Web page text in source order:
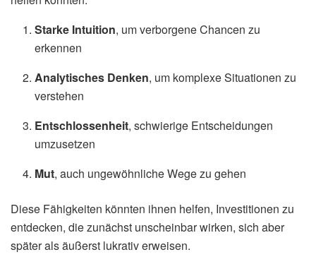
Starke Intuition, um verborgene Chancen zu
erkennen
Analytisches Denken, um komplexe Situationen zu
verstehen
Entschlossenheit, schwierige Entscheidungen
umzusetzen
Mut, auch ungewöhnliche Wege zu gehen
Diese Fähigkeiten könnten ihnen helfen, Investitionen zu
entdecken, die zunächst unscheinbar wirken, sich aber
später als äußerst lukrativ erweisen.